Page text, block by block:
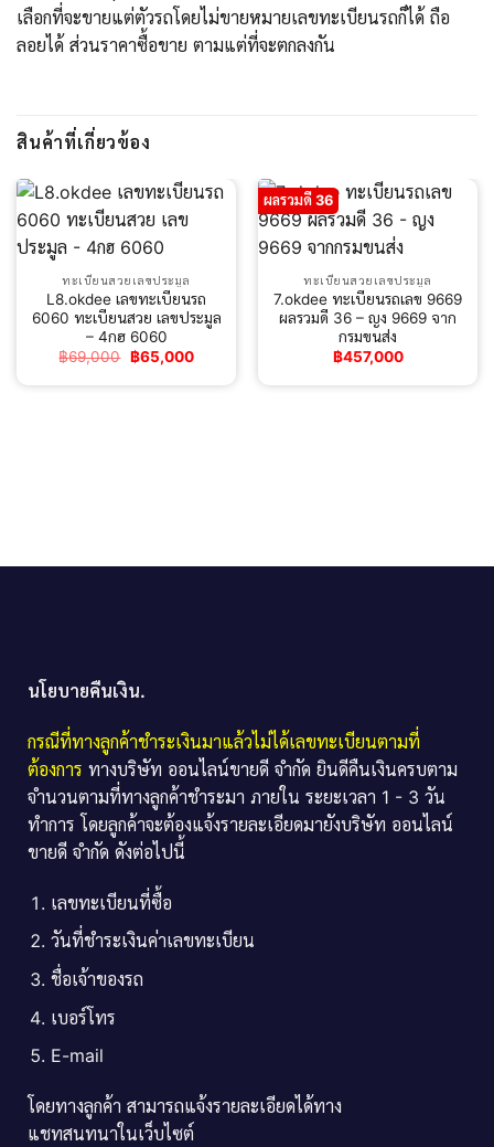
เลือกที่จะขายแต่ตัวรถโดยไม่ขายหมายเลขทะเบียนรถก็ได้ ถือ
ลอยได้ ส่วนราคาซื้อขาย ตามแต่ที่จะตกลงกัน
สินค้าที่เกี่ยวข้อง
ทะเบียนสวยเลขประมูล
L8.okdee เลขทะเบียนรถ
6060 ทะเบียนสวย เลขประมูล
– 4กฮ 6060
฿69,000 Original
price
฿65,000Current
ผลรวมดี 36
ทะเบียนสวยเลขประมูล
7.okdee ทะเบียนรถเลข 9669
ผลรวมดี 36 – ญง 9669 จาก
กรมขนส่ง
฿457,000
นโยบายคืนเงิน.
กรณีที่ทางลูกค้าชำระเงินมาแล้วไม่ได้เลขทะเบียนตามที่
ต้องการ ทางบริษัท ออนไลน์ขายดี จำกัด ยินดีคืนเงินครบตาม
จำนวนตามที่ทางลูกค้าชำระมา ภายใน ระยะเวลา 1 - 3 วัน
ทำการ โดยลูกค้าจะต้องแจ้งรายละเอียดมายังบริษัท ออนไลน์
ขายดี จำกัด ดังต่อไปนี้
เลขทะเบียนที่ซื้อ
วันที่ชำระเงินค่าเลขทะเบียน
ชื่อเจ้าของรถ
เบอร์โทร
E-mail
โดยทางลูกค้า สามารถแจ้งรายละเอียดได้ทาง
แชทสนทนาในเว็บไซต์